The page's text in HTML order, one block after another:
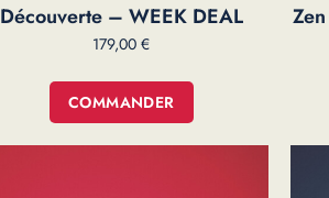
Découverte – WEEK DEAL
179,00€
COMMANDER